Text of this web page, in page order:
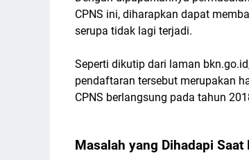
CPNS ini, diharapkan dapat
serupa tidak lagi terjadi.
Seperti dikutip dari laman
pendaftaran tersebut merupakan
CPNS berlangsung pada tahun
Masalah yang Dihadapi Saat